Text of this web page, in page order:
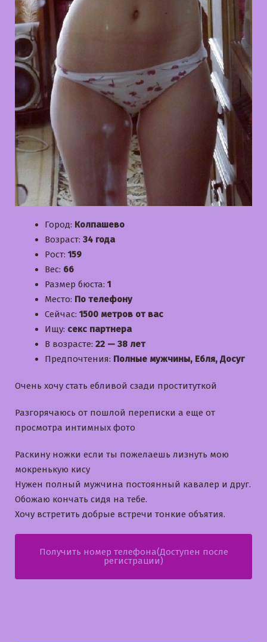
Город: Колпашево
Возраст: 34 года
Рост: 159
Вес: 66
Размер бюста: 1
Место: По телефону
Сейчас: 1500 метров от вас
Ищу: секс партнера
В возрасте: 22 — 38 лет
Предпочтения: Полные мужчины, Ебля, Досуг
Очень хочу стать ебливой сзади проституткой
Разгорячаюсь от пошлой переписки а еще от
просмотра интимных фото
Раскину ножки если ты пожелаешь лизнуть мою
мокренькую кису
Нужен полный мужчина постоянный кавалер и друг.
Обожаю кончать сидя на тебе.
Хочу встретить добрые встречи тонкие объятия.
Получить номер телефона(Доступен после
регистрации)